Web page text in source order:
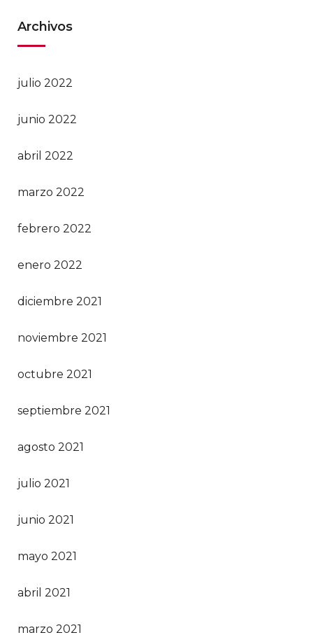
Archivos
julio 2022
junio 2022
abril 2022
marzo 2022
febrero 2022
enero 2022
diciembre 2021
noviembre 2021
octubre 2021
septiembre 2021
agosto 2021
julio 2021
junio 2021
mayo 2021
abril 2021
marzo 2021